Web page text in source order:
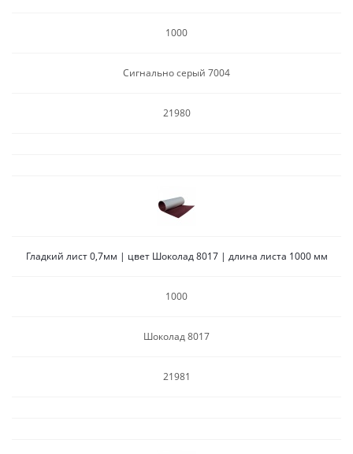
1000
Сигнально серый 7004
21980
Гладкий лист 0,7мм | цвет Шоколад 8017 | длина листа 1000 мм
1000
Шоколад 8017
21981